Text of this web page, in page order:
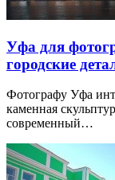
Уфа для
городские
Фотографу Уфа
каменная
современный…